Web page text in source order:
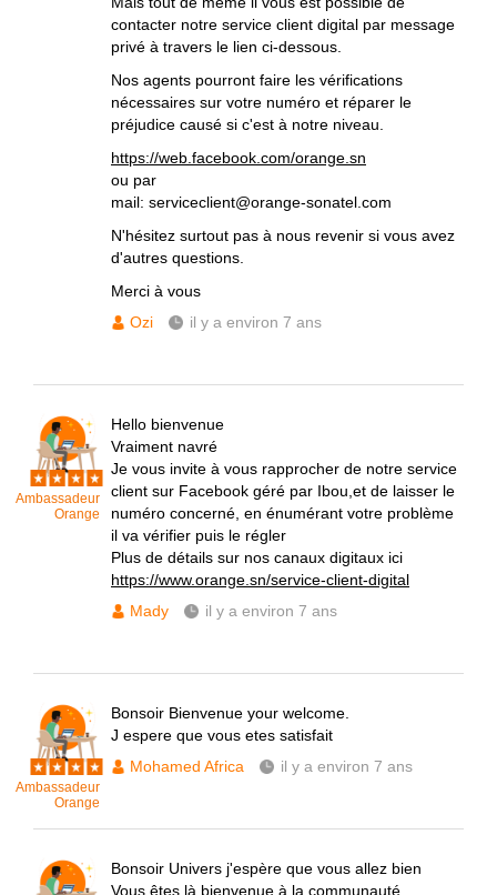
contacter notre service client digital par message
privé à travers le lien ci-dessous.
Nos agents pourront faire les vérifications
nécessaires sur votre numéro et réparer le
préjudice causé si c'est à notre niveau.
https://web.facebook.com/orange.sn
ou par
mail: serviceclient@orange-sonatel.com
N'hésitez surtout pas à nous revenir si vous avez
d'autres questions.
Merci à vous
Ozi
il y a environ 7 ans
Ambassadeur
Orange
Hello bienvenue
Vraiment navré
Je vous invite à vous rapprocher de notre service
client sur Facebook géré par Ibou,et de laisser le
numéro concerné, en énumérant votre problème
il va vérifier puis le régler
Plus de détails sur nos canaux digitaux ici
https://www.orange.sn/service-client-digital
Mady
il y a environ 7 ans
Ambassadeur
Orange
Bonsoir Bienvenue your welcome.
J espere que vous etes satisfait
Mohamed Africa
il y a environ 7 ans
Bonsoir Univers j'espère que vous allez bien
Vous êtes là bienvenue à la communauté